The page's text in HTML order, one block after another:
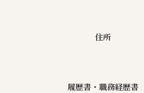
住所
履歴書・職務経歴書